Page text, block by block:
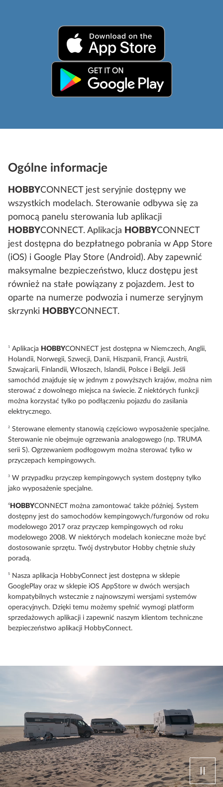
Ogólne informacje
HOBBYCONNECT jest seryjnie dostępny we
wszystkich modelach. Sterowanie odbywa się za
pomocą panelu sterowania lub aplikacji
HOBBYCONNECT. Aplikacja HOBBYCONNECT
jest dostępna do bezpłatnego pobrania w App Store
(iOS) i Google Play Store (Android). Aby zapewnić
maksymalne bezpieczeństwo, klucz dostępu jest
również na stałe powiązany z pojazdem. Jest to
oparte na numerze podwozia i numerze seryjnym
skrzynki HOBBYCONNECT.
1 Aplikacja HOBBYCONNECT jest dostępna w Niemczech, Anglii,
Holandii, Norwegii, Szwecji, Danii, Hiszpanii, Francji, Austrii,
Szwajcarii, Finlandii, Włoszech, Islandii, Polsce i Belgii. Jeśli
samochód znajduje się w jednym z powyższych krajów, można nim
sterować z dowolnego miejsca na świecie. Z niektórych funkcji
można korzystać tylko po podłączeniu pojazdu do zasilania
elektrycznego.
2 Sterowane elementy stanowią częściowo wyposażenie specjalne.
Sterowanie nie obejmuje ogrzewania analogowego (np. TRUMA
serii S). Ogrzewaniem podłogowym można sterować tylko w
przyczepach kempingowych.
3 W przypadku przyczep kempingowych system dostępny tylko
jako wyposażenie specjalne.
4 HOBBYCONNECT można zamontować także później. System
dostępny jest do samochodów kempingowych/furgonów od roku
modelowego 2017 oraz przyczep kempingowych od roku
modelowego 2008. W niektórych modelach konieczne może być
dostosowanie sprzętu. Twój dystrybutor Hobby chętnie służy
poradą.
5
Nasza aplikacja HobbyConnect jest dostępna w sklepie
GooglePlay oraz w sklepie iOS AppStore w dwóch wersjach
kompatybilnych wstecznie z najnowszymi wersjami systemów
operacyjnych. Dzięki temu możemy spełnić wymogi platform
sprzedażowych aplikacji i zapewnić naszym klientom techniczne
bezpieczeństwo aplikacji HobbyConnect.